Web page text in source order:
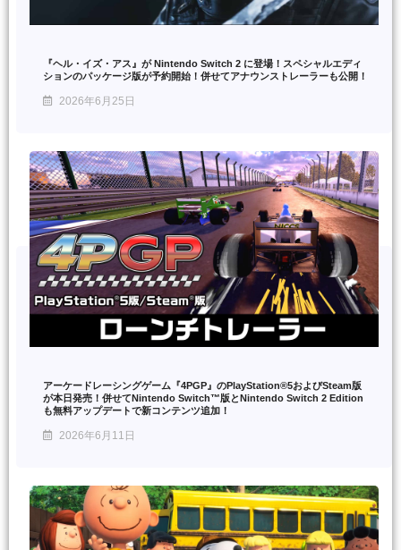
『ヘル・イズ・アス』が Nintendo Switch 2 に登場！スペシャルエディ
ションのパッケージ版が予約開始！併せてアナウンストレーラーも公開！
2026年6月25日
アーケードレーシングゲーム『4PGP』のPlayStation®5およびSteam版
が本日発売！併せてNintendo Switch™版とNintendo Switch 2 Edition
も無料アップデートで新コンテンツ追加！
2026年6月11日